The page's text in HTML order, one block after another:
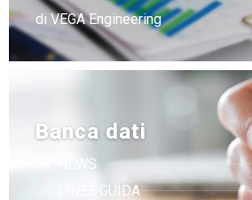
Banca dati
NEWS
LINEE GUIDA
di VEGA Engineering